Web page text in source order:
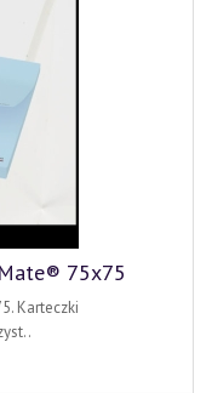
75x75
Karteczki